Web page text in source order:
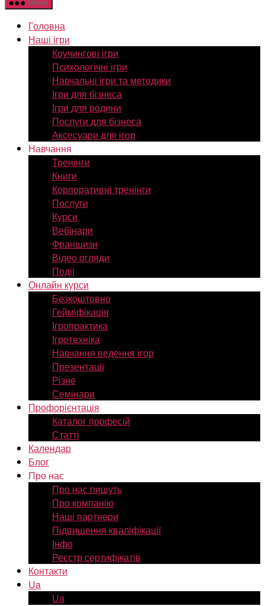
Меню
Головна
Наші ігри
Коучингові ігри
Психологічні ігри
Навчальні ігри та методики
Ігри для бізнеса
Ігри для родини
Послуги для бізнеса
Аксесуари для ігор
Навчання
Тренінги
Книги
Корпоративні тренінги
Послуги
Курси
Вебінари
Франшизи
Відео огляди
Події
Онлайн курси
Безкоштовно
Гейміфікація
Ігропрактика
Ігротехніка
Навчання ведення ігор
Презентації
Різне
Семінари
Профорієнтація
Каталог професій
Статті
Календар
Блог
Про нас
Про нас пишуть
Про компанію
Наші партнери
Підвищення кваліфікації
Інфо
Реєстр сертифікатів
Контакти
Ua
Ua